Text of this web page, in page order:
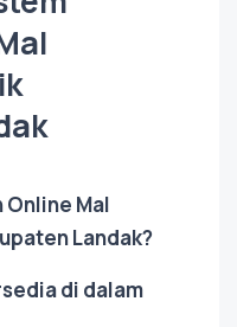
Online Mal
Landak?
di dalam